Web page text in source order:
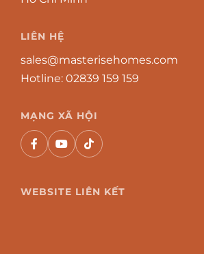
LIÊN HỆ
sales@masterisehomes.com
Hotline: 02839 159 159
MẠNG XÃ HỘI
WEBSITE LIÊN KẾT